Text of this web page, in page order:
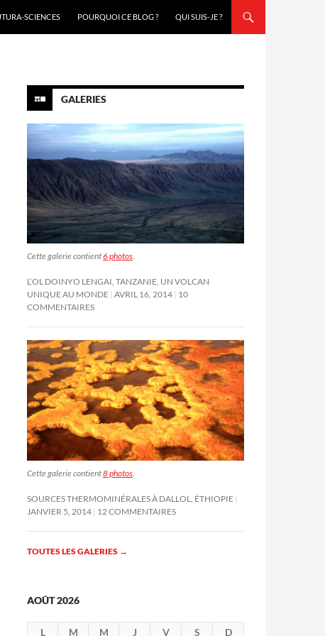
SCIENCES
POURQUOI CE BLOG ? QUI SUIS-JE ?
GALERIES
Cette galerie contient6 photos.
L’OL DOINYO LENGAI, TANZANIE, UN VOLCAN
UNIQUE AU MONDE AVRIL 16, 2014 10
COMMENTAIRES
Cette galerie contient8 photos
SOURCES THERMOMINÉRALES À DALLOL, ÉTHIOPIE
JANVIER 5, 2014 12 COMMENTAIRES
TOUTES LES GALERIES →
AOÛT 2026
L M M J V S
D